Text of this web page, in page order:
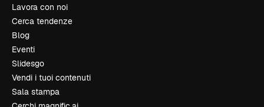
Lavora con noi
Cerca tendenze
Blog
Eventi
Slidesgo
Vendi i tuoi contenuti
Sala stampa